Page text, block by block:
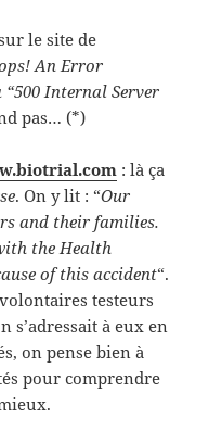
le site de
An Error
Internal Server
pas… (*)
: là ça
. On y lit : “Our
and their families.
the Health
of this accident“.
testeurs
s’adressait à eux en
on pense bien à
pour comprendre